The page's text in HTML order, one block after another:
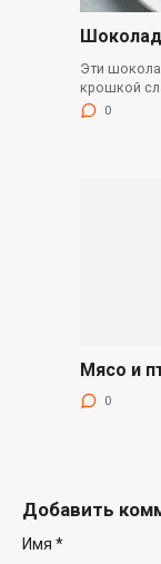
Эти
крошкой
0
Мясо и
0
Добавить
Имя *